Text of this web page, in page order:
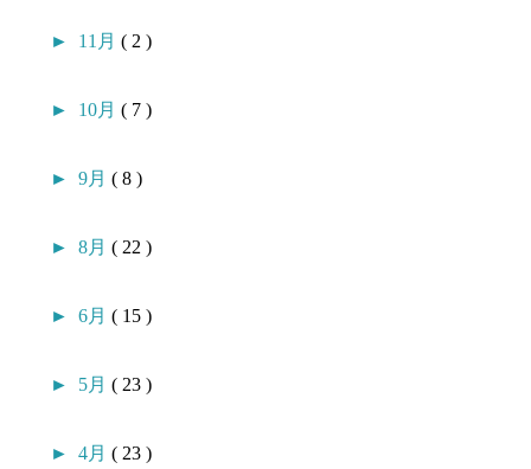
► 11月( 2 )
► 10月( 7 )
►9月( 8 )
►8月( 22 )
►6月( 15 )
► 5月( 23 )
►4月( 23 )